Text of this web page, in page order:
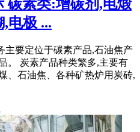
碳素类:增碳剂,电煅
电极 ...
主要定位于碳素产品,石油焦产
。 炭素产品种类繁多,主要有
、石油焦、各种矿热炉用炭砖,